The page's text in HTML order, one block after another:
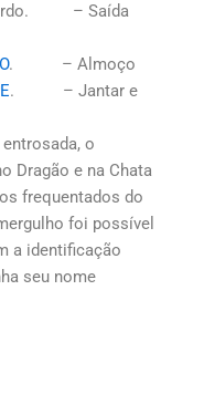
– Saída
. – Almoço
. – Jantar e
o
Dragão e na Chata
frequentados do
foi possível
a identificação
seu nome